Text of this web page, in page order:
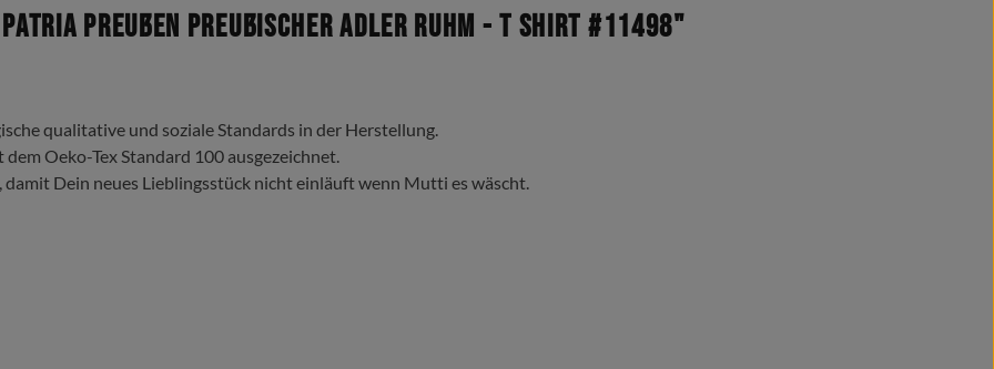
Preußen preußischer Adler Ruhm - T Shirt #11498"
qualitative und soziale Standards in der Herstellung.
Oeko-Tex Standard 100 ausgezeichnet.
Dein neues Lieblingsstück nicht einläuft wenn Mutti es wäscht.